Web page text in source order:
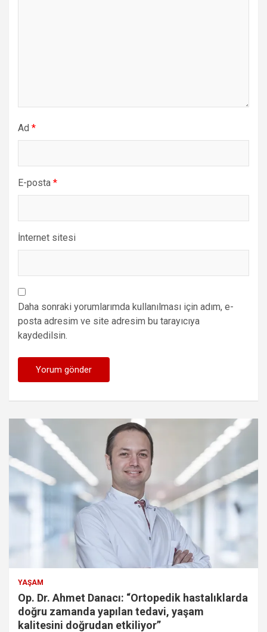
Ad *
E-posta *
İnternet sitesi
Daha sonraki yorumlarımda kullanılması için adım, e-
posta adresim ve site adresim bu tarayıcıya
kaydedilsin.
YAŞAM
Op. Dr. Ahmet Danacı: “Ortopedik hastalıklarda
doğru zamanda yapılan tedavi, yaşam
kalitesini doğrudan etkiliyor”